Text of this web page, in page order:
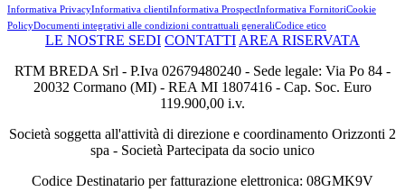
Informativa PrivacyInformativa clientiInformativa ProspectInformativa FornitoriCookie
PolicyDocumenti integrativi alle condizioni contrattuali generaliCodice etico
LE NOSTRE SEDI CONTATTI AREA RISERVATA
RTM BREDA Srl - P.Iva 02679480240 - Sede legale: Via Po 84 -
20032 Cormano (MI) - REA MI 1807416 - Cap. Soc. Euro
119.900,00 i.v.
Società soggetta all'attività di direzione e coordinamento Orizzonti 2
spa - Società Partecipata da socio unico
Codice Destinatario per fatturazione elettronica: 08GMK9V